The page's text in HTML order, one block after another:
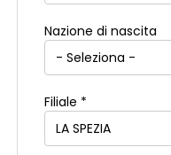
Nazione di nascita
Filiale *